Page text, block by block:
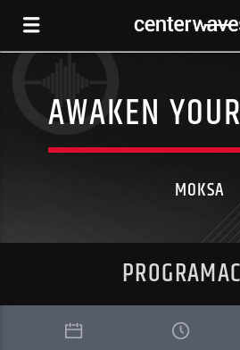
CANCIÓN ACTUAL
AWAKEN
MOKSA